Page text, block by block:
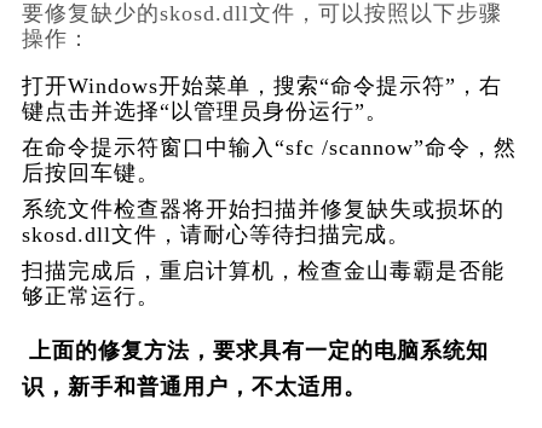
要修复缺少的skosd.dll文件，可以按照以下步骤
操作：
打开Windows开始菜单，搜索“命令提示符”，右
键点击并选择“以管理员身份运行”。
在命令提示符窗口中输入“sfc /scannow”命令，然
后按回车键。
系统文件检查器将开始扫描并修复缺失或损坏的
skosd.dll文件，请耐心等待扫描完成。
扫描完成后，重启计算机，检查金山毒霸是否能
够正常运行。
上面的修复方法，要求具有一定的电脑系统知
识，新手和普通用户，不太适用。